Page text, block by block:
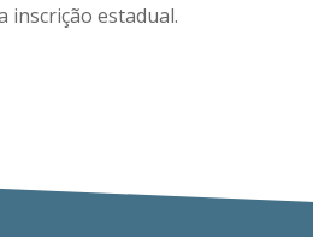
inscrição estadual.